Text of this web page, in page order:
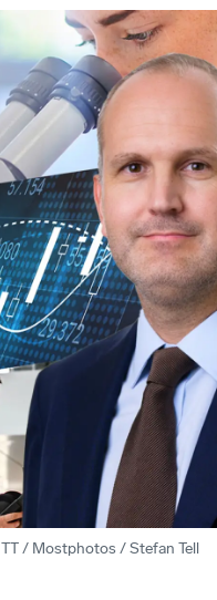
TT / Mostphotos / Stefan Tell